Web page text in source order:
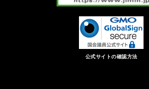
公式サイトの確認方法